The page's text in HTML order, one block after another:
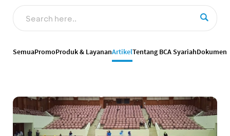
SemuaPromoProduk & LayananArtikelTentang BCA SyariahDokumen